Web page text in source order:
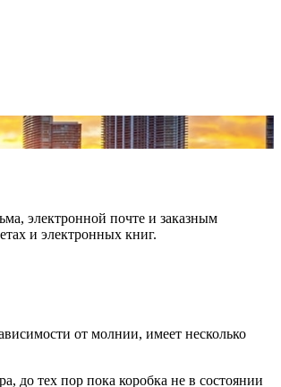
электронной почте и заказным
и электронных книг.
от молнии, имеет несколько
до тех пор пока коробка не в состоянии